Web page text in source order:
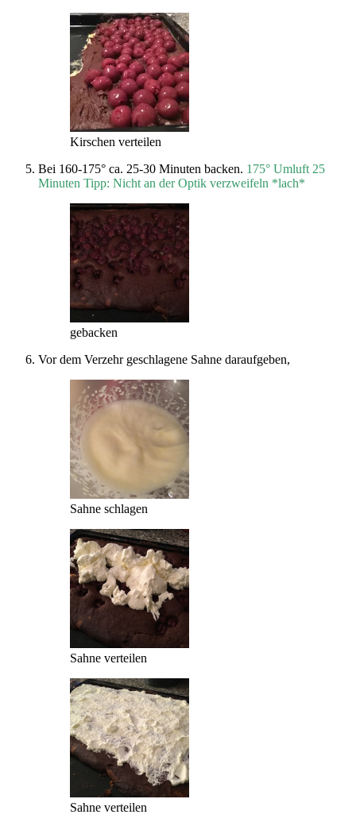
Kirschen verteilen
Bei 160-175° ca. 25-30 Minuten backen. 175° Umluft 25
Minuten Tipp: Nicht an der Optik verzweifeln *lach*
gebacken
Vor dem Verzehr geschlagene Sahne daraufgeben,
Sahne schlagen
Sahne verteilen
Sahne verteilen